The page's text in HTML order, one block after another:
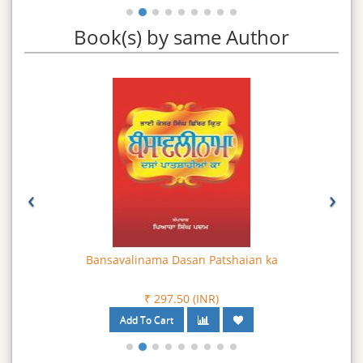
Book(s) by same Author
Bansavalinama Dasan Patshaian ka
₹ 297.50 (INR)
‹ ›